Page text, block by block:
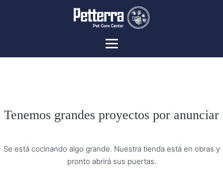
Tenemos grandes proyectos por anunciar
Se está cocinando algo grande. Nuestra tienda está en obras y
pronto abrirá sus puertas.